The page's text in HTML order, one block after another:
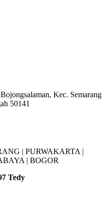
Kec. Semarang
50141
| PURWAKARTA |
| BOGOR
Tedy